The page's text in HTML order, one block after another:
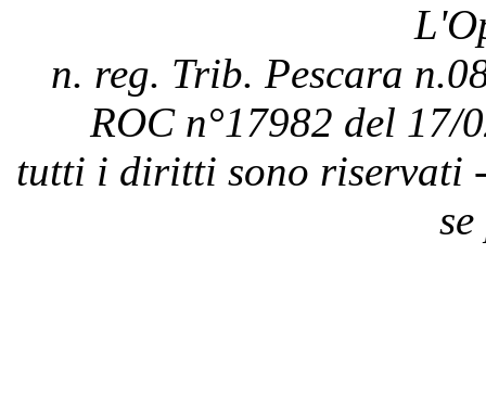
n. reg. Trib. Pescara
ROC n°17982 del 17/
tutti i diritti sono riservati